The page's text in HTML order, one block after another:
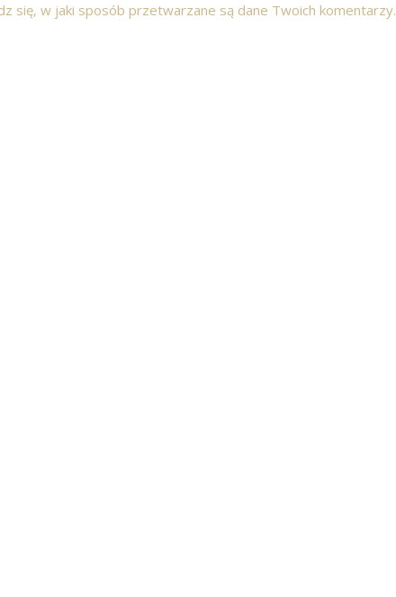
się, w jaki sposób przetwarzane są dane Twoich komentarzy.